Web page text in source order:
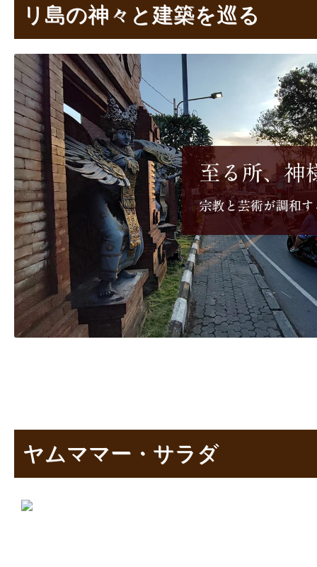
リ島の神々と建築を巡る
ヤムママー・サラダ